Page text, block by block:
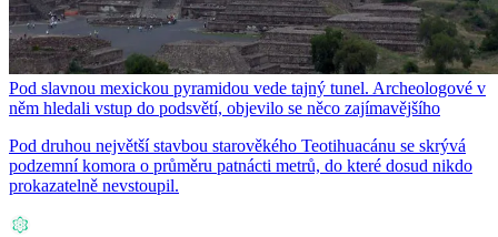
Pod slavnou mexickou pyramidou vede tajný tunel. Archeologové v
něm hledali vstup do podsvětí, objevilo se něco zajímavějšího
Pod druhou největší stavbou starověkého Teotihuacánu se skrývá
podzemní komora o průměru patnácti metrů, do které dosud nikdo
prokazatelně nevstoupil.